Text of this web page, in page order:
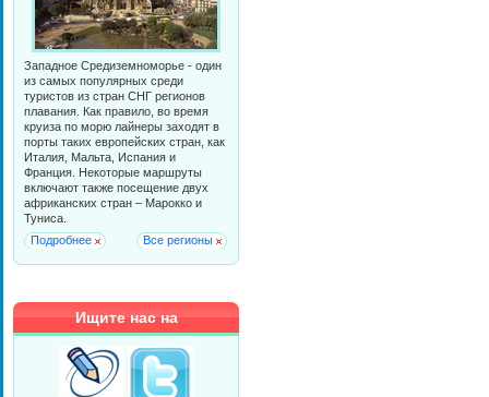
Западное Средиземноморье - один
из самых популярных среди
туристов из стран СНГ регионов
плавания. Как правило, во время
круиза по морю лайнеры заходят в
порты таких европейских стран, как
Италия, Мальта, Испания и
Франция. Некоторые маршруты
включают также посещение двух
африканских стран – Марокко и
Туниса.
Подробнее
Все регионы
Ищите нас на